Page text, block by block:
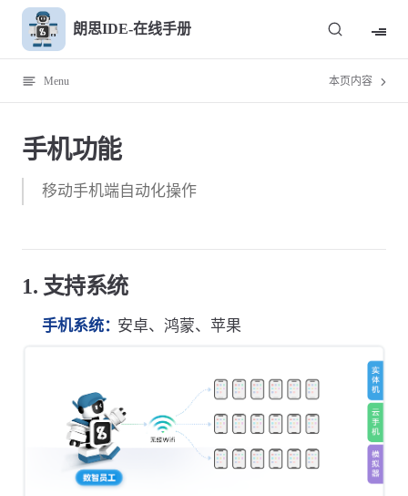
Skip to content朗思IDE-在线手册
Menu 本页内容
手机功能
移动手机端自动化操作
1. 支持系统
手机系统：安卓、鸿蒙、苹果